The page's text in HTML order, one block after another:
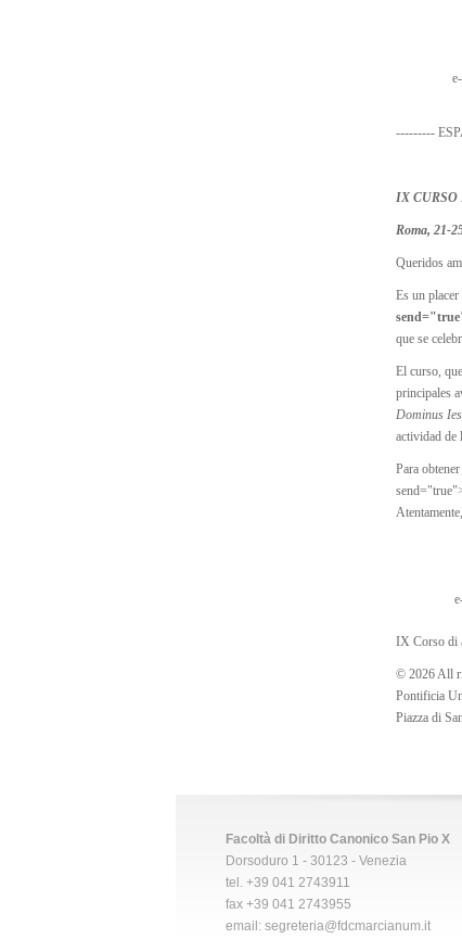
---------
IX CURSO
Roma, 21-
Queridos
Es un placer
que se
El curso,
principales
Dominus
actividad de
Para
Atentamente,
IX Corso di
© 2026 All
Pontificia
Piazza di
Facoltà di Diritto Canonico San Pio X
Dorsoduro 1 - 30123 - Venezia
tel. +39 041 2743911
fax +39 041 2743955
email: segreteria@fdcmarcianum.it